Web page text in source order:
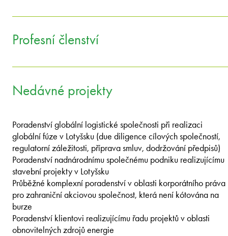
Profesní členství
Nedávné projekty
Poradenství globální logistické společnosti při realizaci
globální fúze v Lotyšsku (due diligence cílových společností,
regulatorní záležitosti, příprava smluv, dodržování předpisů)
Poradenství nadnárodnímu společnému podniku realizujícímu
stavební projekty v Lotyšsku
Průběžné komplexní poradenství v oblasti korporátního práva
pro zahraniční akciovou společnost, která není kótována na
burze
Poradenství klientovi realizujícímu řadu projektů v oblasti
obnovitelných zdrojů energie